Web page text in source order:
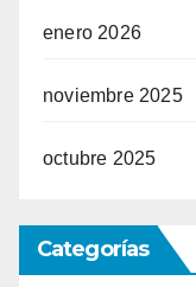
enero 2026
noviembre 2025
octubre 2025
Categorías